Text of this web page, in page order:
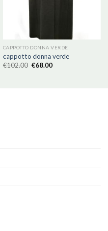
CAPPOTTO DONNA VERDE
cappotto donna verde
€102.00 €68.00